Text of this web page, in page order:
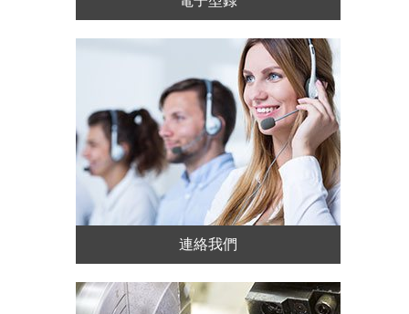
連絡我們